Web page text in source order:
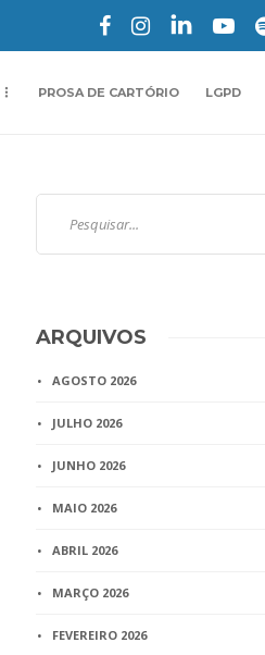
PROSA DE CARTÓRIO LGPD
ARQUIVOS
AGOSTO 2026
JULHO 2026
JUNHO 2026
MAIO 2026
ABRIL 2026
MARÇO 2026
FEVEREIRO 2026